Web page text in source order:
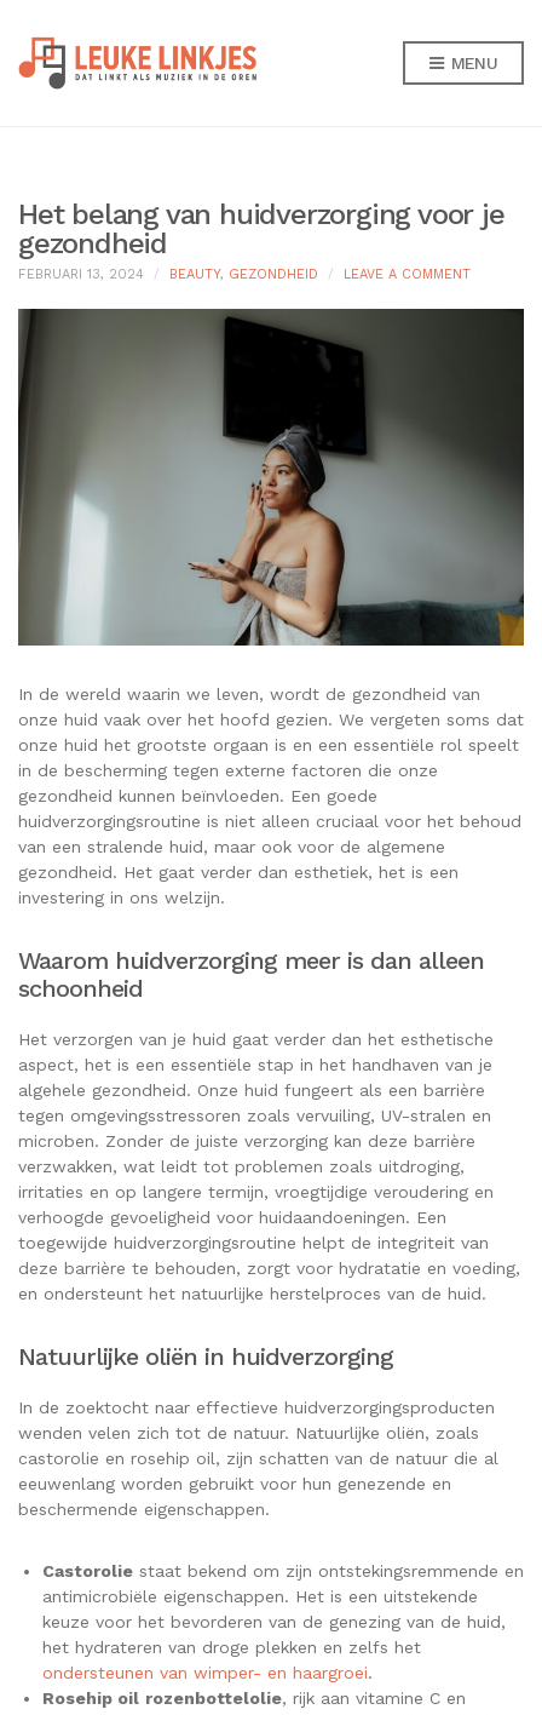
MENU
Het belang van huidverzorging voor je
gezondheid
FEBRUARI 13, 2024 BEAUTY, GEZONDHEID LEAVE A COMMENTON
BELANG
In de wereld waarin we leven, wordt de gezondheid van
onze huid vaak over het hoofd gezien. We vergeten soms dat
onze huid het grootste orgaan is en een essentiële rol speelt
in de bescherming tegen externe factoren die onze
gezondheid kunnen beïnvloeden. Een goede
huidverzorgingsroutine is niet alleen cruciaal voor het behoud
van een stralende huid, maar ook voor de algemene
gezondheid. Het gaat verder dan esthetiek, het is een
investering in ons welzijn.
Waarom huidverzorging meer is dan alleen
schoonheid
Het verzorgen van je huid gaat verder dan het esthetische
aspect, het is een essentiële stap in het handhaven van je
algehele gezondheid. Onze huid fungeert als een barrière
tegen omgevingsstressoren zoals vervuiling, UV-stralen en
microben. Zonder de juiste verzorging kan deze barrière
verzwakken, wat leidt tot problemen zoals uitdroging,
irritaties en op langere termijn, vroegtijdige veroudering en
verhoogde gevoeligheid voor huidaandoeningen. Een
toegewijde huidverzorgingsroutine helpt de integriteit van
deze barrière te behouden, zorgt voor hydratatie en voeding,
en ondersteunt het natuurlijke herstelproces van de huid.
Natuurlijke oliën in huidverzorging
In de zoektocht naar effectieve huidverzorgingsproducten
wenden velen zich tot de natuur. Natuurlijke oliën, zoals
castorolie en rosehip oil, zijn schatten van de natuur die al
eeuwenlang worden gebruikt voor hun genezende en
beschermende eigenschappen.
Castorolie staat bekend om zijn ontstekingsremmende en
antimicrobiële eigenschappen. Het is een uitstekende
keuze voor het bevorderen van de genezing van de huid,
het hydrateren van droge plekken en zelfs het
ondersteunen van wimper- en haargroei.
Rosehip oil rozenbottelolie, rijk aan vitamine C en